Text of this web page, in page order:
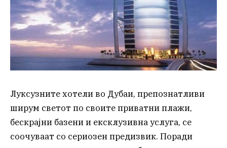
Луксузните хотели во Дубаи, препознатливи
ширум светот по своите приватни плажи,
бескрајни базени и ексклузивна услуга, се
соочуваат со сериозен предизвик. Поради